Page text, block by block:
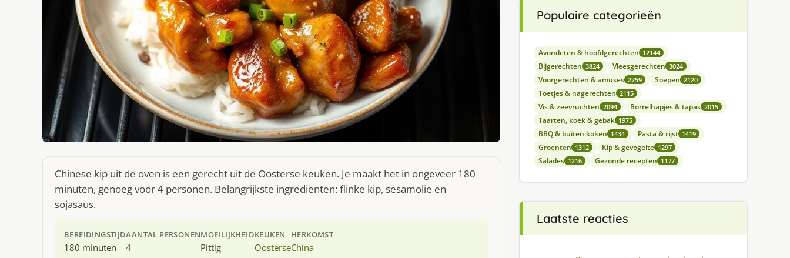
Chinese kip uit de oven is een gerecht uit de Oosterse keuken. Je maakt het in ongeveer 180
minuten, genoeg voor 4 personen. Belangrijkste ingrediënten: flinke kip, sesamolie en
sojasaus.
BEREIDINGSTIJD
180 minuten
AANTAL PERSONEN
4
MOEILIJKHEID
Pittig
KEUKEN
Oosterse
HERKOMST
China
Populaire categorieën
Avondeten & hoofdgerechten 12144
Bijgerechten 3824 Vleesgerechten 3024
Voorgerechten & amuses 2759 Soepen 2120
Toetjes & nagerechten 2115
Vis & zeevruchten 2094 Borrelhapjes & tapas 2015
Taarten, koek & gebak 1975
BBQ & buiten koken 1434 Pasta & rijst 1419
Groenten 1312 Kip & gevogelte 1297
Salades 1216 Gezonde recepten 1177
Laatste reacties